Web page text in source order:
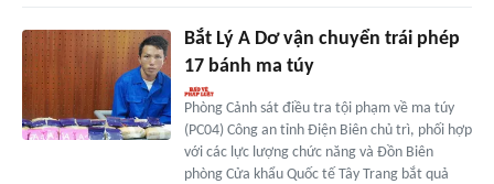
Bắt Lý A Dơ vận chuyển trái phép
17 bánh ma túy
Phòng Cảnh sát điều tra tội phạm về ma túy
(PC04) Công an tỉnh Điện Biên chủ trì, phối hợp
với các lực lượng chức năng và Đồn Biên
phòng Cửa khẩu Quốc tế Tây Trang bắt quả